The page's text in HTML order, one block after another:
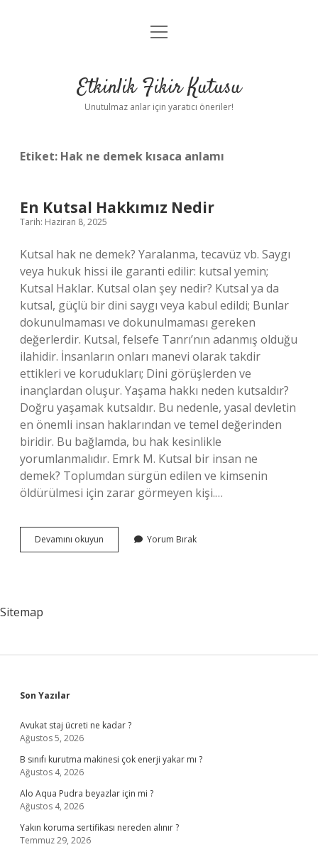
Anasayfa
Yasal Uyarı
menüyü
Etkinlik Fikir Kutusu
Unutulmaz anlar için yaratıcı öneriler!
Etiket: Hak ne demek kısaca anlamı
En Kutsal Hakkımız Nedir
Tarih: Haziran 8, 2025
Kutsal hak ne demek? Yaralanma, tecavüz vb. Saygı
veya hukuk hissi ile garanti edilir: kutsal yemin;
Kutsal Haklar. Kutsal olan şey nedir? Kutsal ya da
kutsal, güçlü bir dini saygı veya kabul edildi; Bunlar
dokunulmaması ve dokunulmaması gereken
değerlerdir. Kutsal, felsefe Tanrı’nın adanmış olduğu
ilahidir. İnsanların onları manevi olarak takdir
ettikleri ve korudukları; Dini görüşlerden ve
inançlardan oluşur. Yaşama hakkı neden kutsaldır?
Doğru yaşamak kutsaldır. Bu nedenle, yasal devletin
en önemli insan haklarından ve temel değerinden
biridir. Bu bağlamda, bu hak kesinlikle
yorumlanmalıdır. Emrk M. Kutsal bir insan ne
demek? Toplumdan sürgün edilen ve kimsenin
öldürülmesi için zarar görmeyen kişi.…
Devamını okuyun
Kutsal
Yorum Bırak
Sitemap
Sidebar
Son Yazılar
Avukat staj ücreti ne kadar ?
Ağustos 5, 2026
B sınıfı kurutma makinesi çok enerji yakar mı ?
Ağustos 4, 2026
Alo Aqua Pudra beyazlar için mi ?
Ağustos 4, 2026
Yakın koruma sertifikası nereden alınır ?
Temmuz 29, 2026